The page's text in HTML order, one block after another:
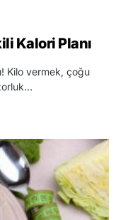
Kalori Planı
Kilo vermek, çoğu